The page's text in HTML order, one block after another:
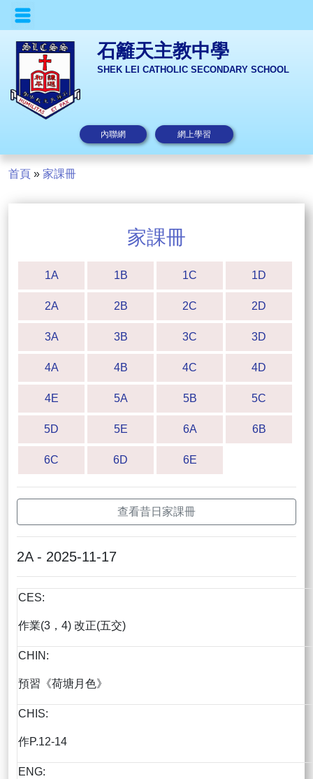
石籬天主教中學
SHEK LEI CATHOLIC SECONDARY SCHOOL
內聯網 網上學習
首頁 » 家課冊
家課冊
1A 1B 1C 1D
2A 2B 2C 2D
3A 3B 3C 3D
4A 4B 4C 4D
4E 5A 5B 5C
5D 5E 6A 6B
6C 6D 6E
查看昔日家課冊
2A - 2025-11-17
CES:
作業(3，4) 改正(五交)
CHIN:
預習《荷塘月色》
CHIS:
作P.12-14
ENG: